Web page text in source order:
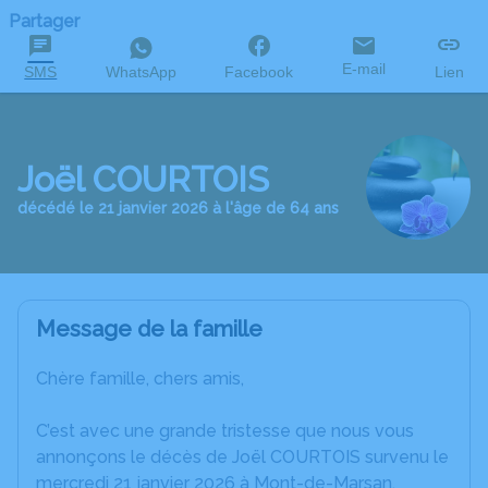
Partager
SMS WhatsApp Facebook E-mail Lien
Joël COURTOIS
décédé le 21 janvier 2026 à l'âge de 64 ans
Message de la famille
Chère famille, chers amis,
C’est avec une grande tristesse que nous vous
annonçons le décès de Joël COURTOIS survenu le
mercredi 21 janvier 2026 à Mont-de-Marsan.